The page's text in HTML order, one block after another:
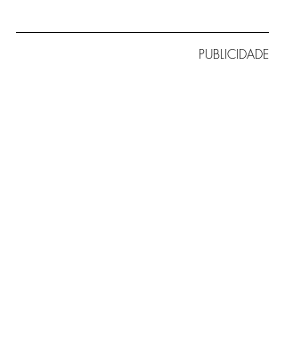
PUBLICIDADE